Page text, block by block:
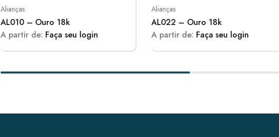
Alianças
AL010 – Ouro 18k
A partir de: Faça seu login
Alianças
AL022 – Ouro 18k
A partir de: Faça seu login